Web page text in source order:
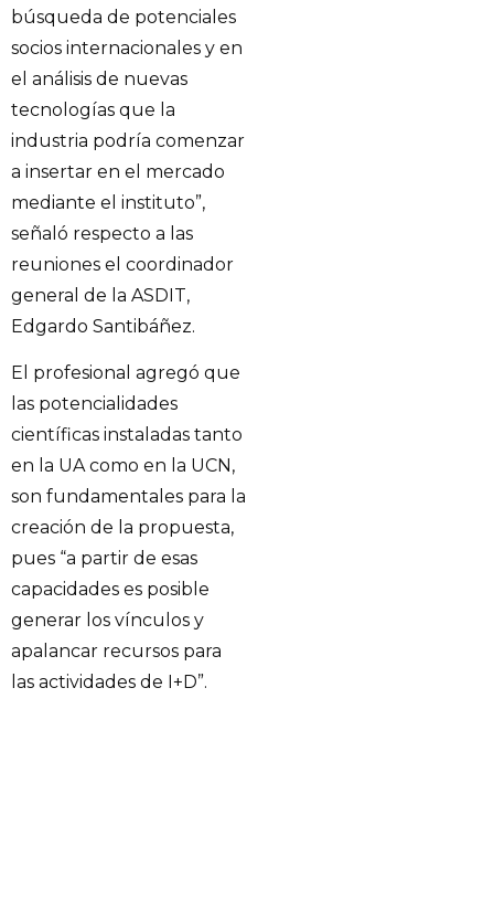
búsqueda de potenciales
socios internacionales y en
el análisis de nuevas
tecnologías que la
industria podría comenzar
a insertar en el mercado
mediante el instituto”,
señaló respecto a las
reuniones el coordinador
general de la ASDIT,
Edgardo Santibáñez.
El profesional agregó que
las potencialidades
científicas instaladas tanto
en la UA como en la UCN,
son fundamentales para la
creación de la propuesta,
pues “a partir de esas
capacidades es posible
generar los vínculos y
apalancar recursos para
las actividades de I+D”.